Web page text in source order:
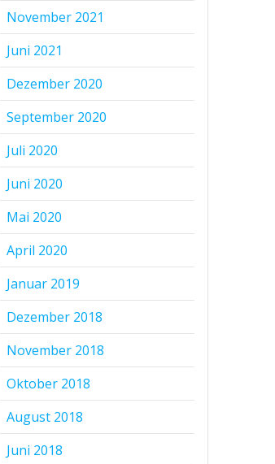
November 2021
Juni 2021
Dezember 2020
September 2020
Juli 2020
Juni 2020
Mai 2020
April 2020
Januar 2019
Dezember 2018
November 2018
Oktober 2018
August 2018
Juni 2018